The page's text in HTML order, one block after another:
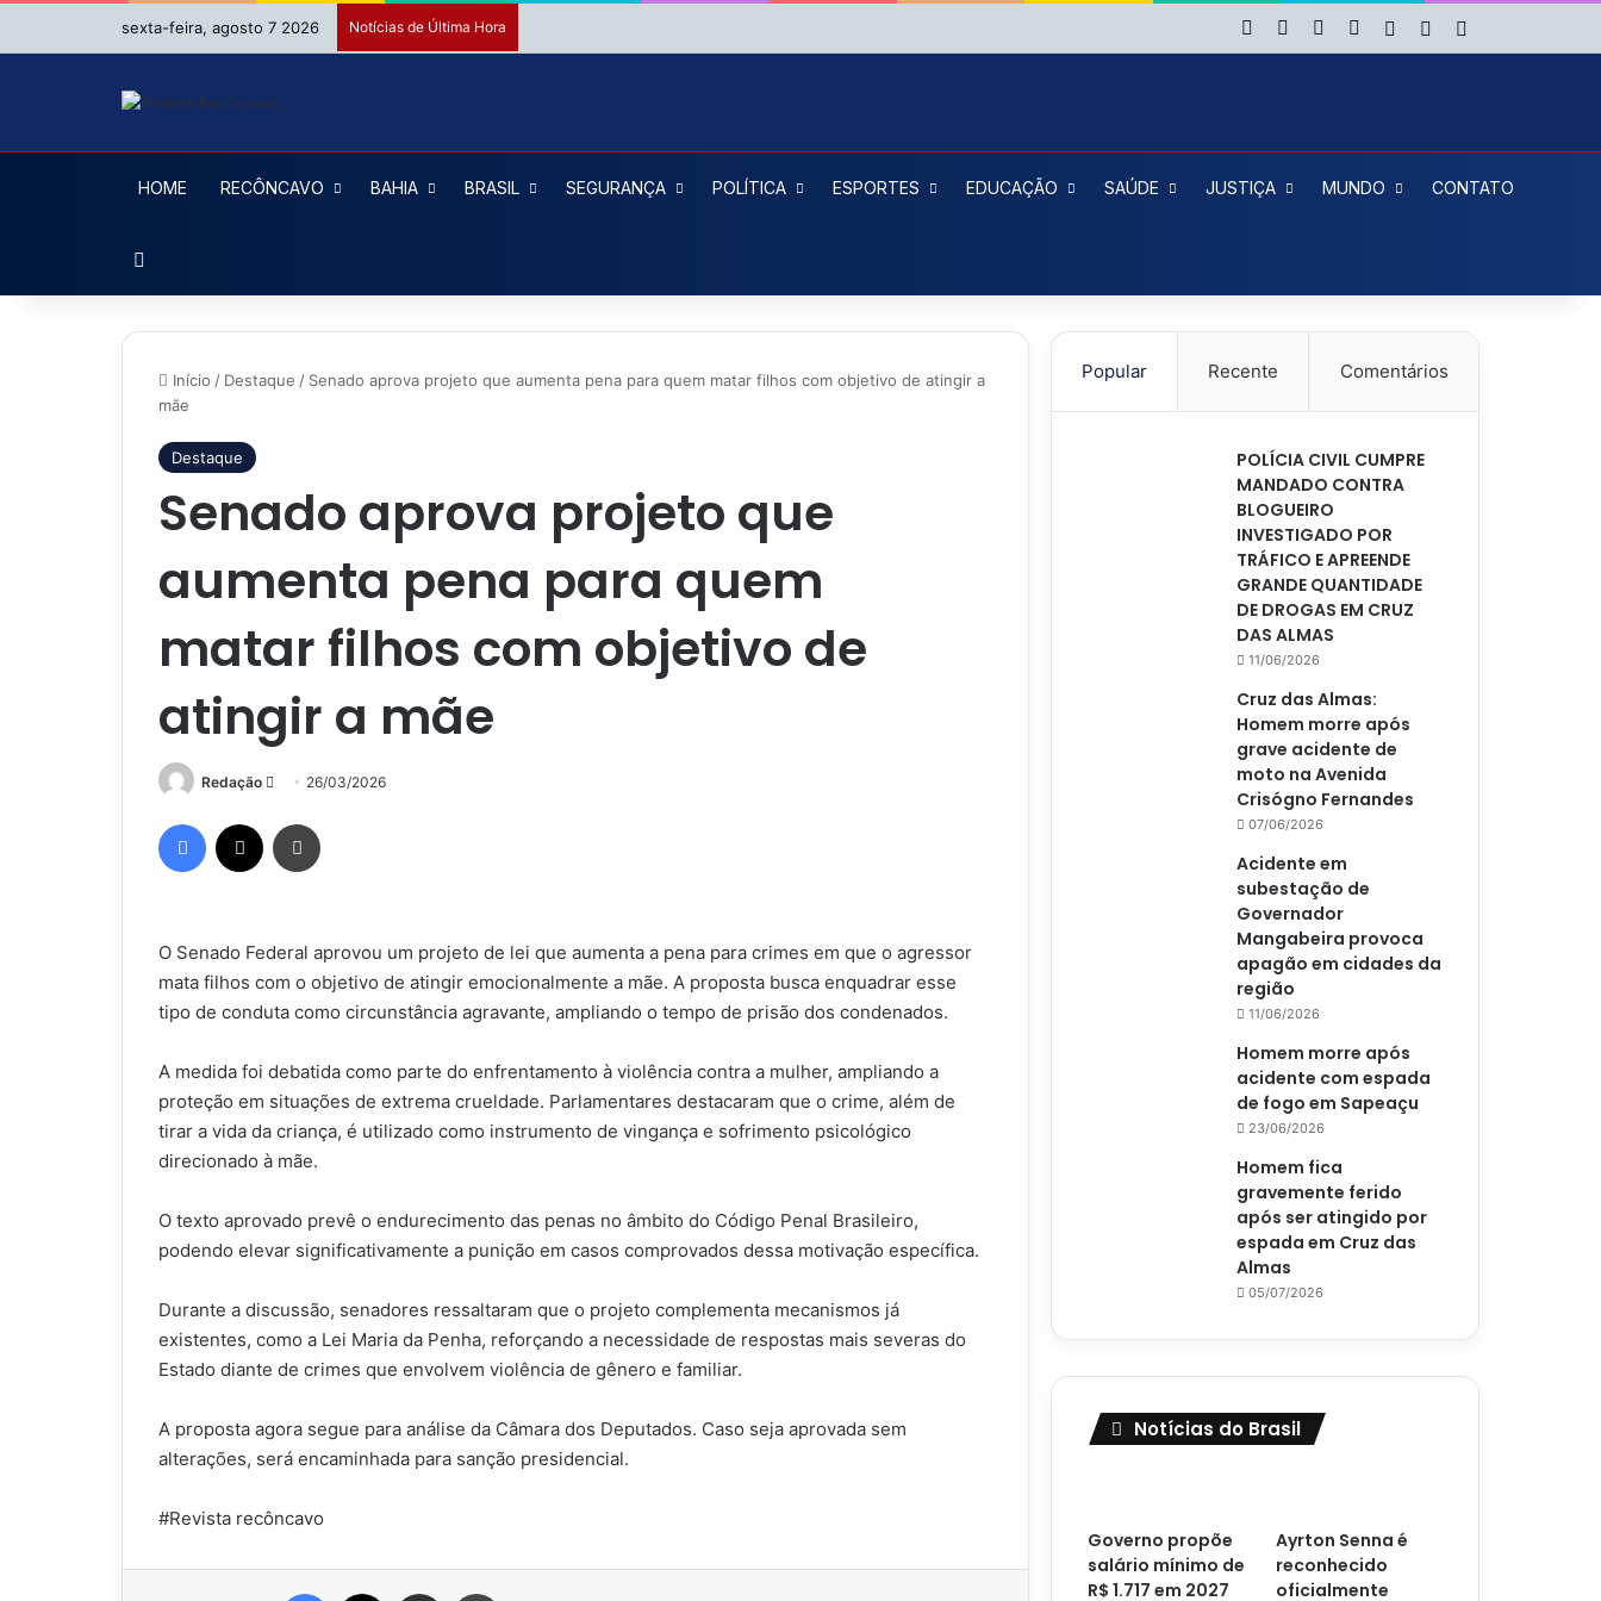
sexta-feira, agosto 7 2026 Notícias de Última Hora Facebook YouTubeInstagram
Entrar Artigo aleatório
HOME RECÔNCAVO BAHIA BRASIL SEGURANÇA POLÍTICA ESPORTES EDUCAÇÃO SAÚDE JUSTIÇA MUNDO CONTATO
Início / Destaque / Senado aprova projeto que aumenta pena para quem matar filhos com objetivo de atingir a
mãe
Destaque
Senado aprova projeto que
aumenta pena para quem
matar filhos com objetivo de
atingir a mãe
Redação
Mande
e-
mail
26/03/2026
Facebook
O Senado Federal aprovou um projeto de lei que aumenta a pena para crimes em que o agressor
mata filhos com o objetivo de atingir emocionalmente a mãe. A proposta busca enquadrar esse
tipo de conduta como circunstância agravante, ampliando o tempo de prisão dos condenados.
A medida foi debatida como parte do enfrentamento à violência contra a mulher, ampliando a
proteção em situações de extrema crueldade. Parlamentares destacaram que o crime, além de
tirar a vida da criança, é utilizado como instrumento de vingança e sofrimento psicológico
direcionado à mãe.
O texto aprovado prevê o endurecimento das penas no âmbito do Código Penal Brasileiro,
podendo elevar significativamente a punição em casos comprovados dessa motivação específica.
Durante a discussão, senadores ressaltaram que o projeto complementa mecanismos já
existentes, como a Lei Maria da Penha, reforçando a necessidade de respostas mais severas do
Estado diante de crimes que envolvem violência de gênero e familiar.
A proposta agora segue para análise da Câmara dos Deputados. Caso seja aprovada sem
alterações, será encaminhada para sanção presidencial.
#Revista recôncavo
Facebook Compartilhar via e-mail
Popular Recente Comentários
POLÍCIA CIVIL CUMPRE
MANDADO CONTRA
BLOGUEIRO
INVESTIGADO POR
TRÁFICO E APREENDE
GRANDE QUANTIDADE
DE DROGAS EM CRUZ
DAS ALMAS
11/06/2026
Cruz das Almas:
Homem morre após
grave acidente de
moto na Avenida
Crisógno Fernandes
07/06/2026
Acidente em
subestação de
Governador
Mangabeira provoca
apagão em cidades da
região
11/06/2026
Homem morre após
acidente com espada
de fogo em Sapeaçu
23/06/2026
Homem fica
gravemente ferido
após ser atingido por
espada em Cruz das
Almas
05/07/2026
Notícias do Brasil
Governo propõe
salário mínimo de
R$ 1.717 em 2027
Ayrton Senna é
reconhecido
oficialmente